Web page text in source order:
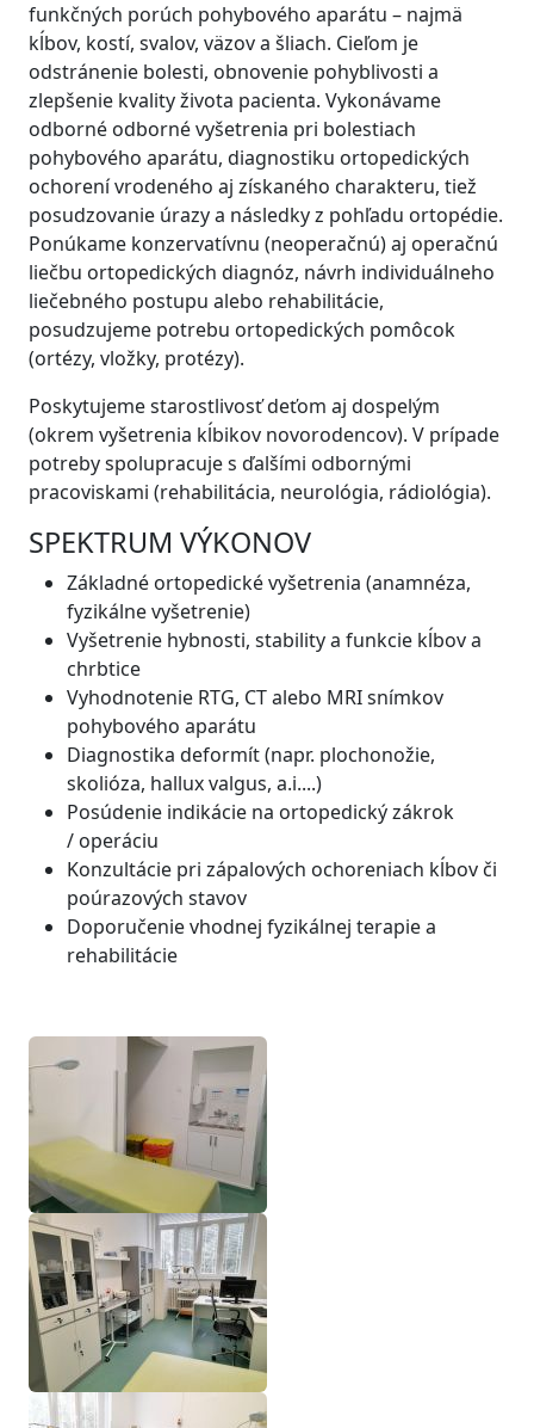
funkčných porúch pohybového aparátu – najmä
kĺbov, kostí, svalov, väzov a šliach. Cieľom je
odstránenie bolesti, obnovenie pohyblivosti a
zlepšenie kvality života pacienta. Vykonávame
odborné odborné vyšetrenia pri bolestiach
pohybového aparátu, diagnostiku ortopedických
ochorení vrodeného aj získaného charakteru, tiež
posudzovanie úrazy a následky z pohľadu ortopédie.
Ponúkame konzervatívnu (neoperačnú) aj operačnú
liečbu ortopedických diagnóz, návrh individuálneho
liečebného postupu alebo rehabilitácie,
posudzujeme potrebu ortopedických pomôcok
(ortézy, vložky, protézy).
Poskytujeme starostlivosť deťom aj dospelým
(okrem vyšetrenia kĺbikov novorodencov). V prípade
potreby spolupracuje s ďalšími odbornými
pracoviskami (rehabilitácia, neurológia, rádiológia).
SPEKTRUM VÝKONOV
Základné ortopedické vyšetrenia (anamnéza,
fyzikálne vyšetrenie)
​Vyšetrenie hybnosti, stability a funkcie kĺbov a
chrbtice
Vyhodnotenie RTG, CT alebo MRI snímkov
pohybového aparátu
Diagnostika deformít (napr. plochonožie,
skolióza, hallux valgus, a.i....)
Posúdenie indikácie na ortopedický zákrok
/ operáciu
Konzultácie pri zápalových ochoreniach kĺbov či
poúrazových stavov
Doporučenie vhodnej fyzikálnej terapie a
rehabilitácie